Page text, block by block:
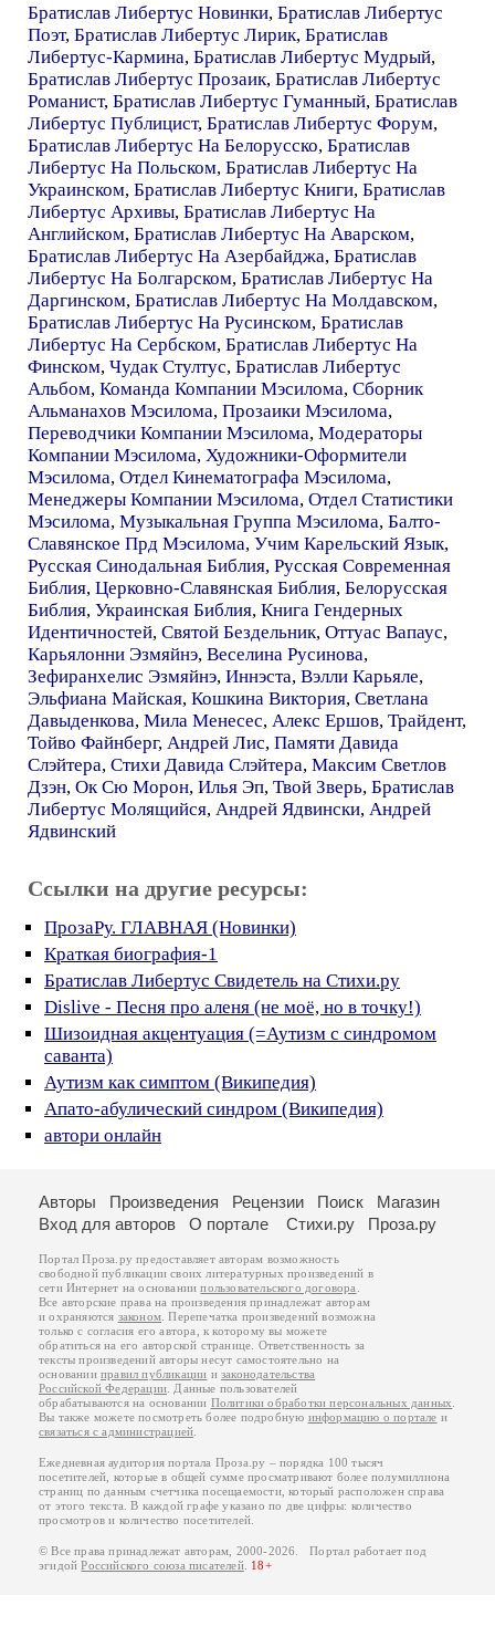
Братислав Либертус Новинки, Братислав Либертус
Поэт, Братислав Либертус Лирик, Братислав
Либертус-Кармина, Братислав Либертус Мудрый,
Братислав Либертус Прозаик, Братислав Либертус
Романист, Братислав Либертус Гуманный, Братислав
Либертус Публицист, Братислав Либертус Форум,
Братислав Либертус На Белорусско, Братислав
Либертус На Польском, Братислав Либертус На
Украинском, Братислав Либертус Книги, Братислав
Либертус Архивы, Братислав Либертус На
Английском, Братислав Либертус На Аварском,
Братислав Либертус На Азербайджа, Братислав
Либертус На Болгарском, Братислав Либертус На
Даргинском, Братислав Либертус На Молдавском,
Братислав Либертус На Русинском, Братислав
Либертус На Сербском, Братислав Либертус На
Финском, Чудак Стултус, Братислав Либертус
Альбом, Команда Компании Мэсилома, Сборник
Альманахов Мэсилома, Прозаики Мэсилома,
Переводчики Компании Мэсилома, Модераторы
Компании Мэсилома, Художники-Оформители
Мэсилома, Отдел Кинематографа Мэсилома,
Менеджеры Компании Мэсилома, Отдел Статистики
Мэсилома, Музыкальная Группа Мэсилома, Балто-
Славянское Прд Мэсилома, Учим Карельский Язык,
Русская Синодальная Библия, Русская Современная
Библия, Церковно-Славянская Библия, Белорусская
Библия, Украинская Библия, Книга Гендерных
Идентичностей, Святой Бездельник, Оттуас Вапаус,
Карьялонни Эзмяйнэ, Веселина Русинова,
Зефиранхелис Эзмяйнэ, Иннэста, Вэлли Карьяле,
Эльфиана Майская, Кошкина Виктория, Светлана
Давыденкова, Мила Менесес, Алекс Ершов, Трайдент,
Тойво Файнберг, Андрей Лис, Памяти Давида
Слэйтера, Стихи Давида Слэйтера, Максим Светлов
Дзэн, Ок Сю Морон, Илья Эп, Твой Зверь, Братислав
Либертус Молящийся, Андрей Ядвински, Андрей
Ядвинский
Ссылки на другие ресурсы:
ПрозаРу. ГЛАВНАЯ (Новинки)
Краткая биография-1
Братислав Либертус Свидетель на Стихи.ру
Dislive - Песня про аленя (не моё, но в точку!)
Шизоидная акцентуация (=Аутизм с синдромом
саванта)
Аутизм как симптом (Википедия)
Апато-абулический синдром (Википедия)
автори онлайн
Авторы Произведения Рецензии Поиск
Магазин
Вход для авторов
О портале Стихи.ру Проза.ру
Портал Проза.ру предоставляет авторам возможность
свободной публикации своих литературных произведений в
сети Интернет на основаниипользовательского договора
Все авторские права на произведения принадлежат авторам
и охраняются законом . Перепечатка произведений возможна
только с согласия его автора, к которому вы можете
обратиться на его авторской странице. Ответственность за
тексты произведений авторы несут самостоятельно на
основанииправил публикации изаконодательства
Российской Федерации . Данные пользователей
обрабатываются на основании Политики обработки персональных данных
Вы также можете посмотреть более подробную информацию о портале и
связаться с администрацией
Ежедневная аудитория портала Проза.ру – порядка 100 тысяч
посетителей, которые в общей сумме просматривают более полумиллиона
страниц по данным счетчика посещаемости, который расположен справа
от этого текста. В каждой графе указано по две цифры: количество
просмотров и количество посетителей.
© Все права принадлежат авторам, 2000-2026. Портал работает под
эгидойРоссийского союза писателей. 18+